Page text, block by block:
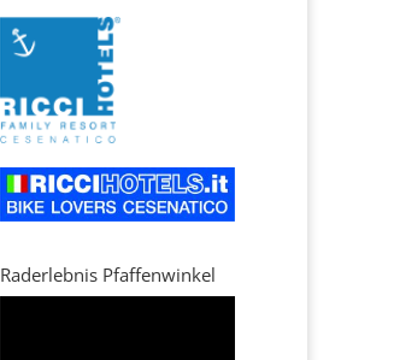
Raderlebnis Pfaffenwinkel